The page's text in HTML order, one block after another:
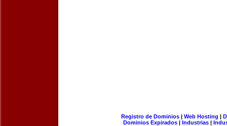
Registro de Dominios| Web Hosting |
Dominios Expirados | Industrias |